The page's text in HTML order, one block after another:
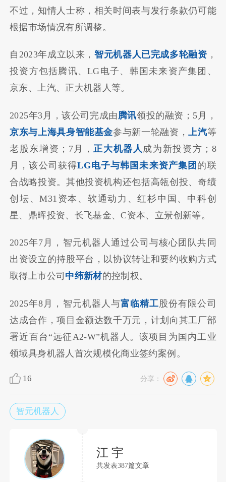
不过，知情人士称，相关时间表与发行条款仍可能
根据市场情况有所调整。
自2023年成立以来，智元机器人已完成多轮融资 ，
投资方包括腾讯、LG电子、韩国未来资产集团、
京东、上汽、正大机器人等。
2025年3月，该公司完成由腾讯领投的融资；5月，
京东与上海具身智能基金参与新一轮融资， 上汽等
老股东增资；7月， 正大机器人 成为新投资方；8
月，该公司获得LG电子与韩国未来资产集团 的联
合战略投资。其他投资机构还包括高瓴创投、奇绩
创坛、M31资本、软通动力、红杉中国、中科创
星、鼎晖投资、长飞基金、C资本、立景创新等。
2025年7月，智元机器人通过公司与核心团队共同
出资设立的持股平台，以协议转让和要约收购方式
取得上市公司 中纬新材的控制权。
2025年8月，智元机器人与富临精工股份有限公司
达成合作，项目金额达数千万元，计划向其工厂部
署近百台“远征A2-W”机器人。该项目为国内工业
领域具身机器人首次规模化商业签约案例。
16 分享：
智元机器人
江 宇
共发表387篇文章